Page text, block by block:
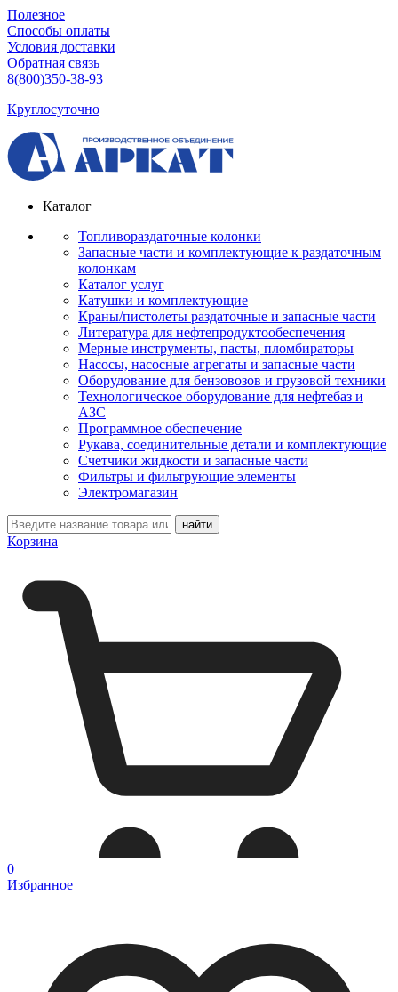
Полезное
Способы оплаты
Условия доставки
Обратная связь
8(800)350-38-93
Круглосуточно
Каталог
Топливораздаточные колонки
Запасные части и комплектующие к раздаточным
колонкам
Каталог услуг
Катушки и комплектующие
Краны/пистолеты раздаточные и запасные части
Литература для нефтепродуктообеспечения
Мерные инструменты, пасты, пломбираторы
Насосы, насосные агрегаты и запасные части
Оборудование для бензовозов и грузовой техники
Технологическое оборудование для нефтебаз и
АЗС
Программное обеспечение
Рукава, соединительные детали и комплектующие
Счетчики жидкости и запасные части
Фильтры и фильтрующие элементы
Электромагазин
Корзина
0
Избранное